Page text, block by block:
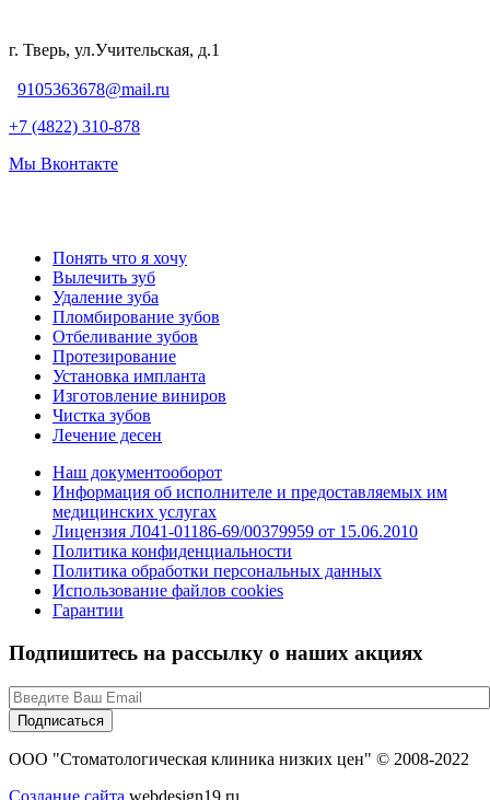
г. Тверь, ул.Учительская, д.1
9105363678@mail.ru
+7 (4822) 310-878
Мы Вконтакте
Понять что я хочу
Вылечить зуб
Удаление зуба
Пломбирование зубов
Отбеливание зубов
Протезирование
Установка импланта
Изготовление виниров
Чистка зубов
Лечение десен
Наш документооборот
Информация об исполнителе и предоставляемых им
медицинских услугах
Лицензия Л041-01186-69/00379959 от 15.06.2010
Политика конфиденциальности
Политика обработки персональных данных
Использование файлов cookies
Гарантии
Подпишитесь на рассылку о наших акциях
ООО "Стоматологическая клиника низких цен" © 2008-2022
Создание сайта webdesign19.ru